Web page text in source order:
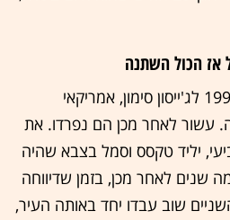
אז הכול השתנה
לוגן נישאה לראשונה ב־1998 לג'ייסון סימון, אמריקאי
עשור לאחר מכן הם נפרדו. את
יליד טקסס וסמל בצבא שהיה
שנים לאחר מכן, בזמן שדיווחה
בתחילת 2008 השניים שוב עבדו יחד באותה העיר,